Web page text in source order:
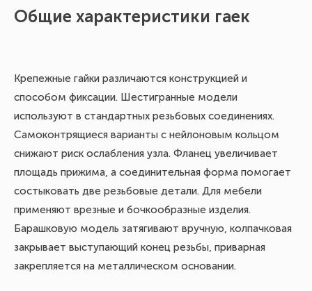
Общие характеристики гаек
Крепежные гайки различаются конструкцией и
способом фиксации. Шестигранные модели
используют в стандартных резьбовых соединениях.
Самоконтрящиеся варианты с нейлоновым кольцом
снижают риск ослабления узла. Фланец увеличивает
площадь прижима, а соединительная форма помогает
состыковать две резьбовые детали. Для мебели
применяют врезные и бочкообразные изделия.
Барашковую модель затягивают вручную, колпачковая
закрывает выступающий конец резьбы, приварная
закрепляется на металлическом основании.